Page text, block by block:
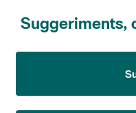
Suggeriments,